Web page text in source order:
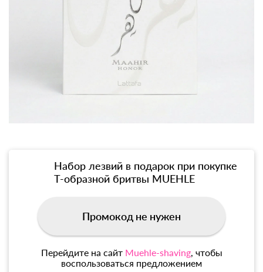
Набор лезвий в подарок при покупке
Т-образной бритвы MUEHLE
Промокод не нужен
Перейдите на сайт Muehle-shaving, чтобы
воспользоваться предложением